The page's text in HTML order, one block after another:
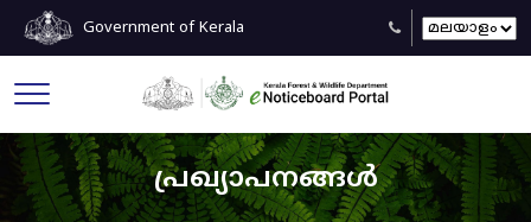
Government of Kerala
പ്രഖ്യാപനങ്ങൾ